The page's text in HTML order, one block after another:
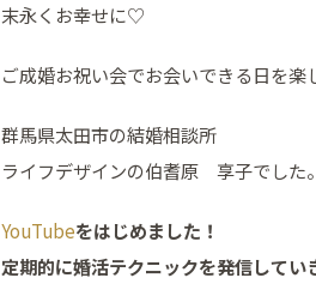
末永くお幸せに♡
ご成婚お祝い会でお会いできる日を
群馬県太田市の結婚相談所
ライフデザインの伯耆原 享子でした。
YouTubeをはじめました！
定期的に婚活テクニックを発信してい